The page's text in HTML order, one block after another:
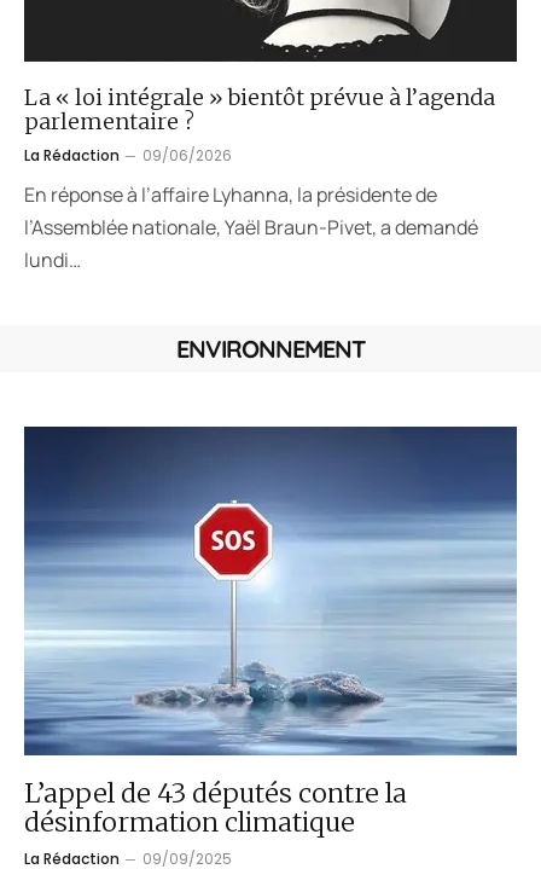
La « loi intégrale » bientôt prévue à l’agenda
parlementaire ?
La Rédaction 09/06/2026
En réponse à l’affaire Lyhanna, la présidente de
l’Assemblée nationale, Yaël Braun-Pivet, a demandé
lundi…
ENVIRONNEMENT
L’appel de 43 députés contre la
désinformation climatique
La Rédaction 09/09/2025